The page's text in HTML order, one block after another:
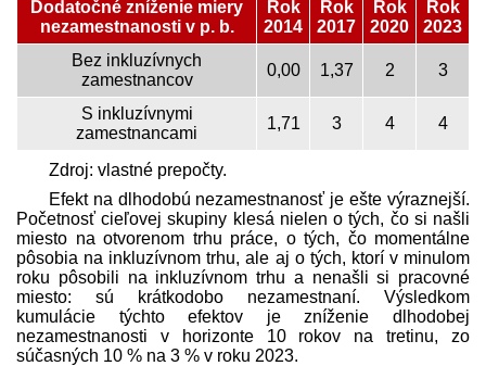
Dodatočné zníženie miery
nezamestnanosti v p. b.
Rok
2014
Rok
2017
Rok
2020
Rok
2023
Bez inkluzívnych
zamestnancov
0,00 1,37 2 3
S inkluzívnymi
zamestnancami
1,71 3 4 4
Zdroj: vlastné prepočty.
Efekt na dlhodobú nezamestnanosť je ešte výraznejší.
Početnosť cieľovej skupiny klesá nielen o tých, čo si našli
miesto na otvorenom trhu práce, o tých, čo momentálne
pôsobia na inkluzívnom trhu, ale aj o tých, ktorí v minulom
roku pôsobili na inkluzívnom trhu a nenašli si pracovné
miesto: sú krátkodobo nezamestnaní. Výsledkom
kumulácie týchto efektov je zníženie dlhodobej
nezamestnanosti v horizonte 10 rokov na tretinu, zo
súčasných 10 % na 3 % v roku 2023.